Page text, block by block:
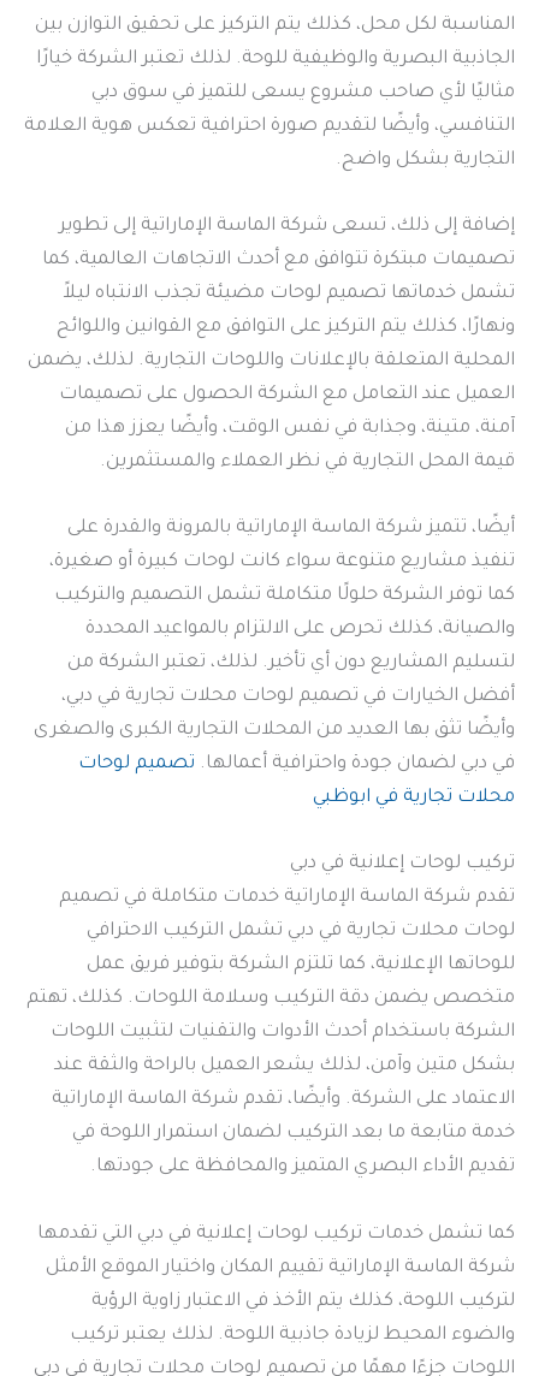
المناسبة لكل محل، كذلك يتم التركيز على تحقيق التوازن بين
الجاذبية البصرية والوظيفية للوحة. لذلك تعتبر الشركة خيارًا
مثاليًا لأي صاحب مشروع يسعى للتميز في سوق دبي
التنافسي، وأيضًا لتقديم صورة احترافية تعكس هوية العلامة
التجارية بشكل واضح.
إضافة إلى ذلك، تسعى شركة الماسة الإماراتية إلى تطوير
تصميمات مبتكرة تتوافق مع أحدث الاتجاهات العالمية، كما
تشمل خدماتها تصميم لوحات مضيئة تجذب الانتباه ليلاً
ونهارًا، كذلك يتم التركيز على التوافق مع القوانين واللوائح
المحلية المتعلقة بالإعلانات واللوحات التجارية. لذلك، يضمن
العميل عند التعامل مع الشركة الحصول على تصميمات
آمنة، متينة، وجذابة في نفس الوقت، وأيضًا يعزز هذا من
قيمة المحل التجارية في نظر العملاء والمستثمرين.
أيضًا، تتميز شركة الماسة الإماراتية بالمرونة والقدرة على
تنفيذ مشاريع متنوعة سواء كانت لوحات كبيرة أو صغيرة،
كما توفر الشركة حلولًا متكاملة تشمل التصميم والتركيب
والصيانة، كذلك تحرص على الالتزام بالمواعيد المحددة
لتسليم المشاريع دون أي تأخير. لذلك، تعتبر الشركة من
أفضل الخيارات في تصميم لوحات محلات تجارية في دبي،
وأيضًا تثق بها العديد من المحلات التجارية الكبرى والصغرى
في دبي لضمان جودة واحترافية أعمالها. تصميم لوحات
محلات تجارية في ابوظبي
تركيب لوحات إعلانية في دبي
تقدم شركة الماسة الإماراتية خدمات متكاملة في تصميم
لوحات محلات تجارية في دبي تشمل التركيب الاحترافي
للوحاتها الإعلانية، كما تلتزم الشركة بتوفير فريق عمل
متخصص يضمن دقة التركيب وسلامة اللوحات. كذلك، تهتم
الشركة باستخدام أحدث الأدوات والتقنيات لتثبيت اللوحات
بشكل متين وآمن، لذلك يشعر العميل بالراحة والثقة عند
الاعتماد على الشركة. وأيضًا، تقدم شركة الماسة الإماراتية
خدمة متابعة ما بعد التركيب لضمان استمرار اللوحة في
تقديم الأداء البصري المتميز والمحافظة على جودتها.
كما تشمل خدمات تركيب لوحات إعلانية في دبي التي تقدمها
شركة الماسة الإماراتية تقييم المكان واختيار الموقع الأمثل
لتركيب اللوحة، كذلك يتم الأخذ في الاعتبار زاوية الرؤية
والضوء المحيط لزيادة جاذبية اللوحة. لذلك يعتبر تركيب
اللوحات جزءًا مهمًا من تصميم لوحات محلات تجارية في دبي